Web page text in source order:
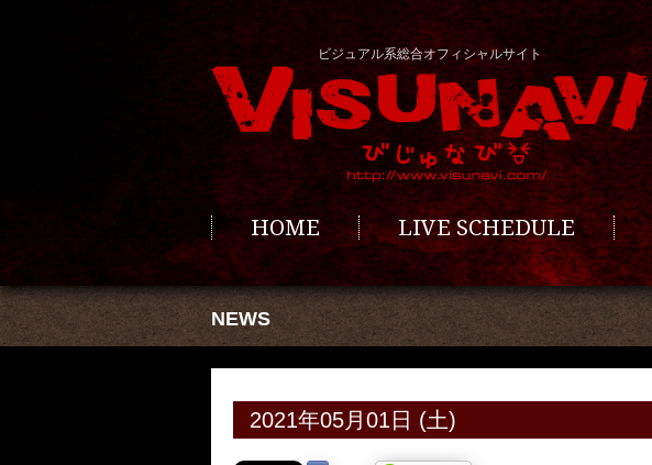
ビジュアル系総合オフィシャルサイト
HOME LIVE SCHEDULE
NEWS
2021年05月01日 (土)